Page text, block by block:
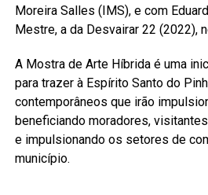
Moreira Salles (IMS), e com
Mestre, a da Desvairar 22 (2022),
A Mostra de Arte Híbrida é uma
para trazer à Espírito Santo do
contemporâneos que irão
beneficiando moradores,
e impulsionando os setores de
município.